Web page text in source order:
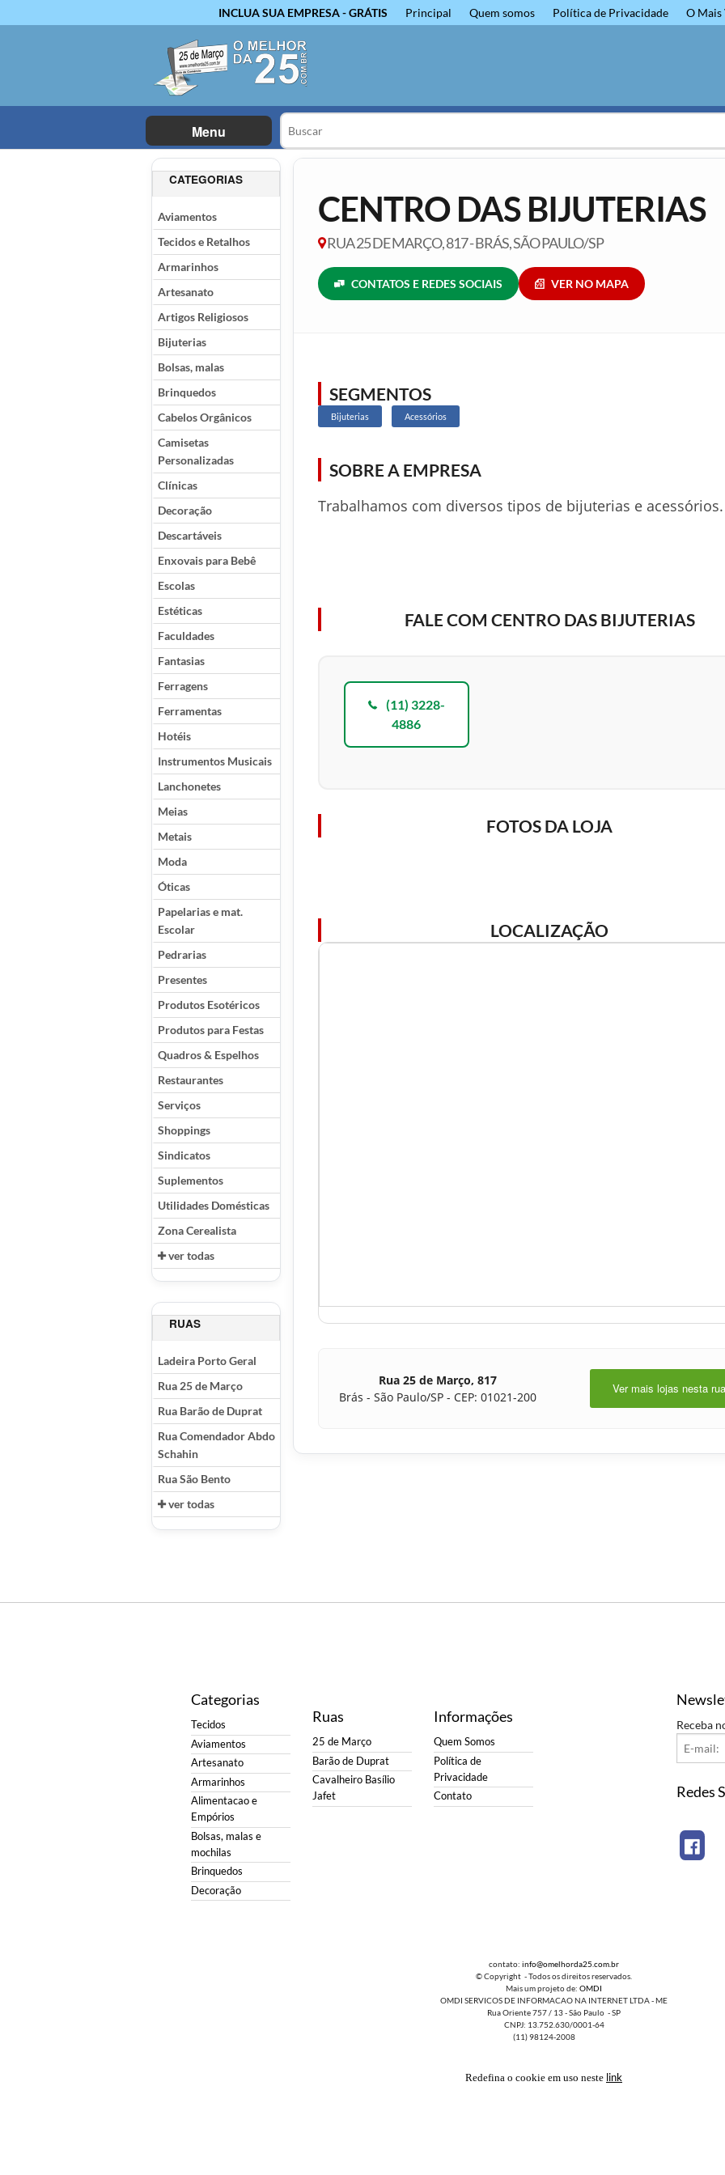
INCLUA SUA EMPRESA - GRÁTIS Principal Quem somos Política de Privacidade O Mais
Menu
CATEGORIAS
Aviamentos
Tecidos e Retalhos
Armarinhos
Artesanato
Artigos Religiosos
Bijuterias
Bolsas, malas
Brinquedos
Cabelos Orgânicos
Camisetas
Personalizadas
Clínicas
Decoração
Descartáveis
Enxovais para Bebê
Escolas
Estéticas
Faculdades
Fantasias
Ferragens
Ferramentas
Hotéis
Instrumentos Musicais
Lanchonetes
Meias
Metais
Moda
Óticas
Papelarias e mat.
Escolar
Pedrarias
Presentes
Produtos Esotéricos
Produtos para Festas
Quadros & Espelhos
Restaurantes
Serviços
Shoppings
Sindicatos
Suplementos
Utilidades Domésticas
Zona Cerealista
ver todas
RUAS
Ladeira Porto Geral
Rua 25 de Março
Rua Barão de Duprat
Rua Comendador Abdo
Schahin
Rua São Bento
ver todas
CENTRO DAS BIJUTERIAS
RUA 25 DE MARÇO, 817 - BRÁS, SÃO PAULO/SP
CONTATOS E REDES SOCIAIS VER NO MAPA
SEGMENTOS
Bijuterias Acessórios
SOBRE A EMPRESA
Trabalhamos com diversos tipos de bijuterias e acessórios.
FALE COM CENTRO DAS BIJUTERIAS
(11) 3228-
4886
FOTOS DA LOJA
LOCALIZAÇÃO
Rua 25 de Março, 817
Brás - São Paulo/SP - CEP: 01021-200
Ver mais lojas nesta rua
Categorias
Tecidos
Aviamentos
Artesanato
Armarinhos
Alimentacao e
Empórios
Bolsas, malas e
mochilas
Brinquedos
Decoração
Ruas
25 de Março
Barão de Duprat
Cavalheiro Basílio
Jafet
Informações
Quem Somos
Política de
Privacidade
Contato
Receba
Redes
contato: info@omelhorda25.com.br
© Copyright - Todos os direitos reservados.
Mais um projeto de: OMDI
OMDI SERVICOS DE INFORMACAO NA INTERNET LTDA - ME
Rua Oriente 757 / 13 - São Paulo - SP
CNPJ: 13.752.630/0001-64
(11) 98124-2008
Redefina o cookie em uso neste link